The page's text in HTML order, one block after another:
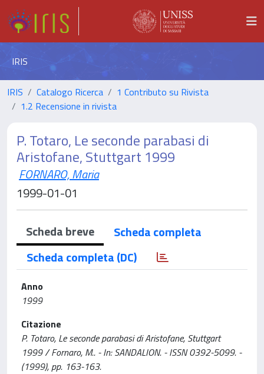
IRIS
IRIS Catalogo Ricerca
1 Contributo su Rivista
1.2 Recensione in rivista
P. Totaro, Le seconde parabasi di
Aristofane, Stuttgart 1999
FORNARO, Maria
1999-01-01
Scheda breve
Scheda completa
Scheda completa (DC)
Anno
1999
Citazione
P. Totaro, Le seconde parabasi di Aristofane, Stuttgart
1999 / Fornaro, M.. - In: SANDALION. - ISSN 0392-5099. -
(1999), pp. 163-163.